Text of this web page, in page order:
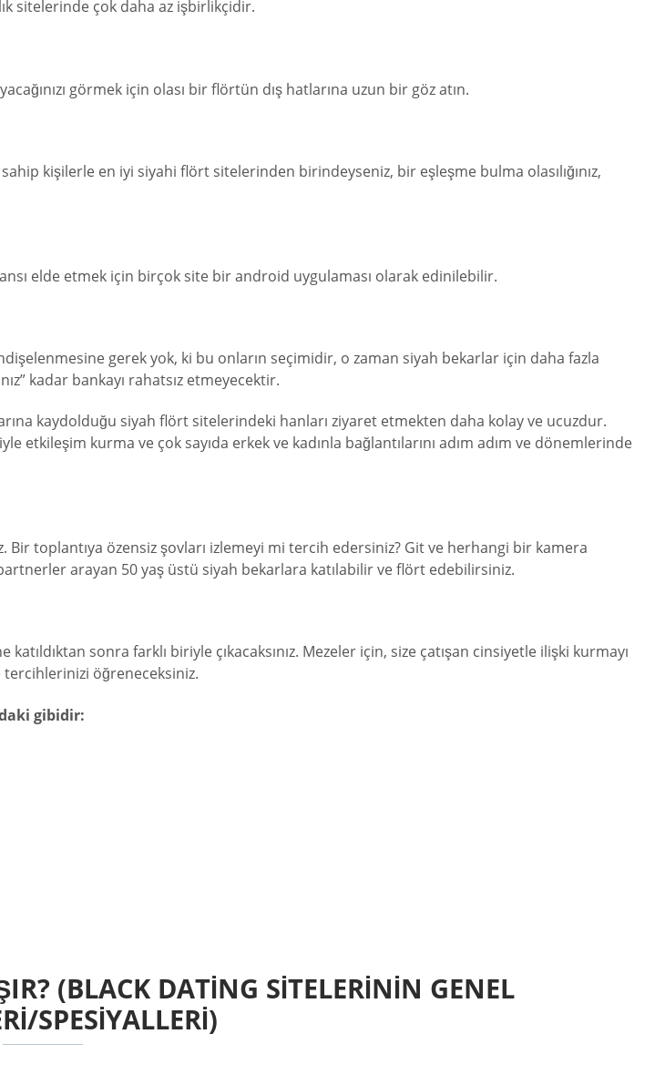
sitelerinde çok daha az işbirlikçidir.
görmek için olası bir flörtün dış hatlarına uzun bir göz atın.
kişilerle en iyi siyahi flört sitelerinden birindeyseniz, bir eşleşme bulma olasılığınız,
elde etmek için birçok site bir android uygulaması olarak edinilebilir.
gerek yok, ki bu onların seçimidir, o zaman siyah bekarlar için daha fazla
kadar bankayı rahatsız etmeyecektir.
kaydolduğu siyah flört sitelerindeki hanları ziyaret etmekten daha kolay ve ucuzdur.
kurma ve çok sayıda erkek ve kadınla bağlantılarını adım adım ve dönemlerinde
toplantıya özensiz şovları izlemeyi mi tercih edersiniz? Git ve herhangi bir kamera
arayan 50 yaş üstü siyah bekarlara katılabilir ve flört edebilirsiniz.
sonra farklı biriyle çıkacaksınız. Mezeler için, size çatışan cinsiyetle ilişki kurmayı
öğreneceksiniz.
gibidir:
(BLACK DATING SITELERININ GENEL
SPESIYALLERI)